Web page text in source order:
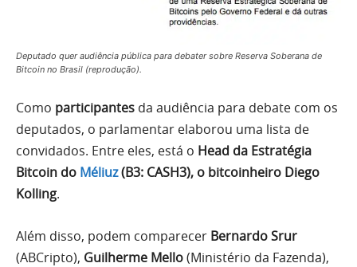
Deputado quer audiência pública para debater sobre Reserva Soberana de
Bitcoin no Brasil (reprodução).
Como participantes da audiência para debate com os
deputados, o parlamentar elaborou uma lista de
convidados. Entre eles, está o Head da Estratégia
Bitcoin do Méliuz(B3: CASH3), o bitcoinheiro Diego
Kolling.
Além disso, podem comparecer Bernardo Srur
(ABCripto), Guilherme Mello(Ministério da Fazenda),